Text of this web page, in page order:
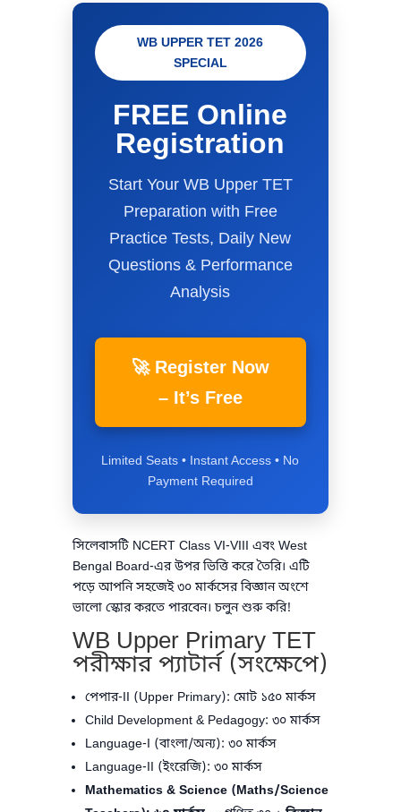
WB UPPER TET 2026
SPECIAL
FREE Online
Registration
Start Your WB Upper TET
Preparation with Free
Practice Tests, Daily New
Questions & Performance
Analysis
🚀 Register Now
– It’s Free
Limited Seats • Instant Access • No
Payment Required
সিলেবাসটি NCERT Class VI-VIII এবং West
Bengal Board-এর উপর ভিত্তি করে তৈরি। এটি
পড়ে আপনি সহজেই ৩০ মার্কসের বিজ্ঞান অংশে
ভালো স্কোর করতে পারবেন। চলুন শুরু করি!
WB Upper Primary TET
পরীক্ষার প্যাটার্ন (সংক্ষেপে)
পেপার-II (Upper Primary): মোট ১৫০ মার্কস
Child Development & Pedagogy: ৩০ মার্কস
Language-I (বাংলা/অন্য): ৩০ মার্কস
Language-II (ইংরেজি): ৩০ মার্কস
Mathematics & Science (Maths/Science